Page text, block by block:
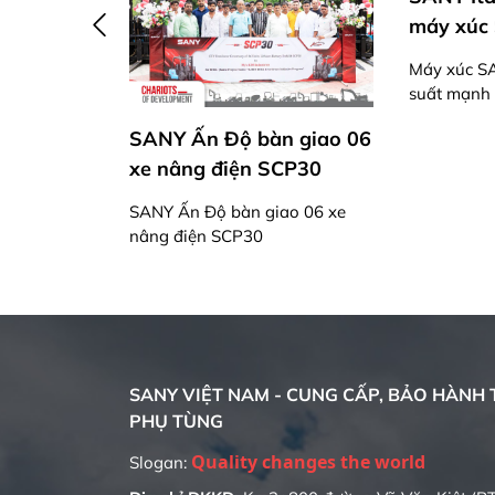
máy xúc SANY SY265LC
mới
Máy xúc SANY SY265LC – Hiệu
suất mạnh mẽ, tiết kiệm nhiên
đầu
Brazil:
xe
SANY VIỆT NAM - CUNG CẤP, BẢO HÀNH
PHỤ TÙNG
Slogan: